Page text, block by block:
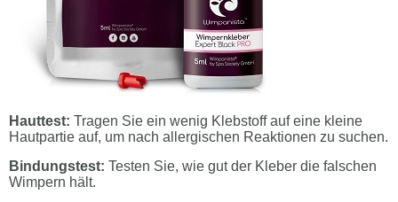
Hauttest: Tragen Sie ein wenig Klebstoff auf eine kleine
Hautpartie auf, um nach allergischen Reaktionen zu suchen.
Bindungstest: Testen Sie, wie gut der Kleber die falschen
Wimpern hält.